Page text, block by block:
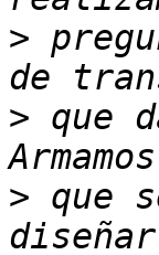
>
> que
> que